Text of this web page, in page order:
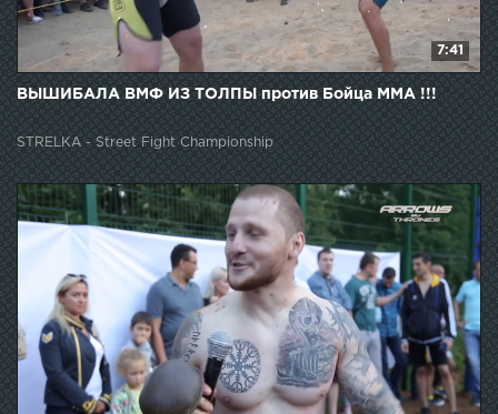
7:41
ВЫШИБАЛА ВМФ ИЗ ТОЛПЫ против Бойца ММА !!!
STRELKA - Street Fight Championship